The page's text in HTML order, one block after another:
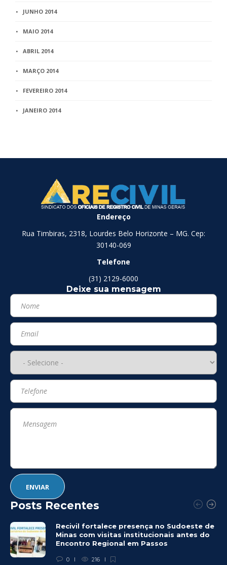
JUNHO 2014
MAIO 2014
ABRIL 2014
MARÇO 2014
FEVEREIRO 2014
JANEIRO 2014
Endereço
Rua Timbiras, 2318, Lourdes Belo Horizonte – MG. Cep:
30140-069
Telefone
(31) 2129-6000
Deixe sua mensagem
Posts Recentes
Recivil fortalece presença no Sudoeste de
Minas com visitas institucionais antes do
Encontro Regional em Passos
0 216